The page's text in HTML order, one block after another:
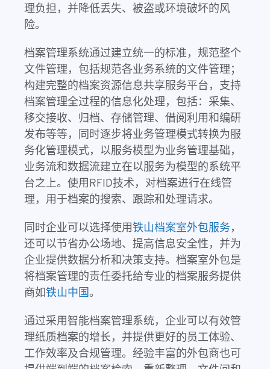
理负担，并降低丢失、被盗或环境破坏的风
险。
档案管理系统通过建立统一的标准，规范整个
文件管理，包括规范各业务系统的文件管理；
构建完整的档案资源信息共享服务平台，支持
档案管理全过程的信息化处理，包括：采集、
移交接收、归档、存储管理、借阅利用和编研
发布等等，同时逐步将业务管理模式转换为服
务化管理模式，以服务模型为业务管理基础，
业务流和数据流建立在以服务为模型的系统平
台之上。使用RFID技术，对档案进行在线管
理，用于档案的搜索、跟踪和处理请求。
同时企业可以选择使用铁山档案室外包服务，
还可以节省办公场地、提高信息安全性，并为
企业提供数据分析和决策支持。档案室外包是
将档案管理的责任委托给专业的档案服务提供
商如铁山中国。
通过采用智能档案管理系统，企业可以有效管
理纸质档案的增长，并提供更好的员工体验、
工作效率及合规管理。经验丰富的外包商也可